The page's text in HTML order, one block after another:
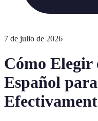
7 de julio de 2026
Cómo Elegir
Español